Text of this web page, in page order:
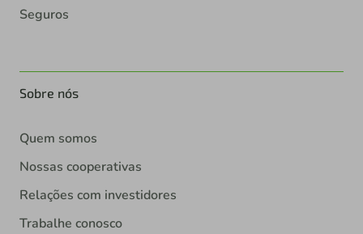
Seguros
Sobre nós
Quem somos
Nossas cooperativas
Relações com investidores
Trabalhe conosco